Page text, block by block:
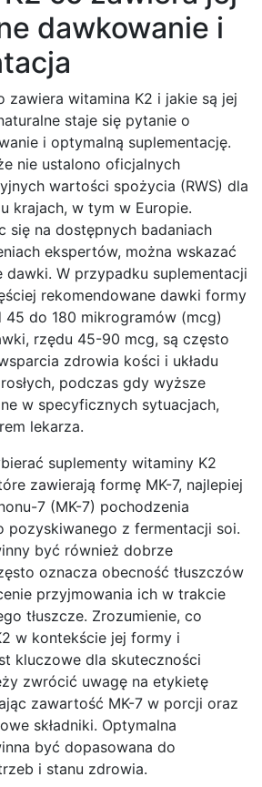
dawkowanie i
zawiera witamina K2 i jakie są jej
staje się pytanie o
i optymalną suplementację.
nie ustalono oficjalnych
wartości spożycia (RWS) dla
krajach, w tym w Europie.
się na dostępnych badaniach
ekspertów, można wskazać
dawki. W przypadku suplementacji
rekomendowane dawki formy
45 do 180 mikrogramów (mcg)
rzędu 45-90 mcg, są często
zdrowia kości i układu
podczas gdy wyższe
w specyficznych sytuacjach,
lekarza.
suplementy witaminy K2
zawierają formę MK-7, najlepiej
7 (MK-7) pochodzenia
pozyskiwanego z fermentacji soi.
być również dobrze
oznacza obecność tłuszczów
przyjmowania ich w trakcie
tłuszcze. Zrozumienie, co
w kontekście jej formy i
kluczowe dla skuteczności
zwrócić uwagę na etykietę
zawartość MK-7 w porcji oraz
składniki. Optymalna
być dopasowana do
i stanu zdrowia.